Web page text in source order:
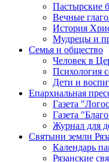
Пастырские
Вечные
История
Мудрецы и
Семья и общество
Человек в
Психология
Дети и
Епархиальная
Газета
Газета
Журнал для
Святыни земли
Календарь
Рязанские